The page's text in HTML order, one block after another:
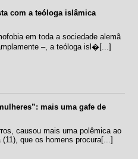
com a teóloga islâmica
em toda a sociedade alemã
–, a teóloga isl�[...]
mais uma gafe de
causou mais uma polêmica ao
que os homens procura[...]